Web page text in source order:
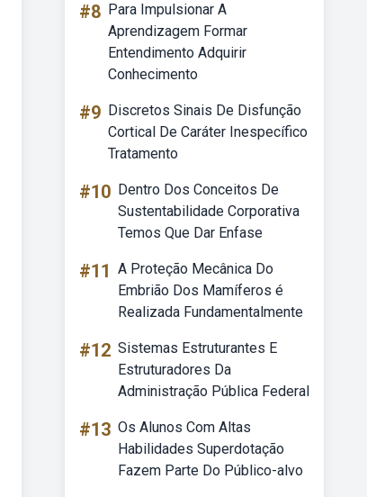
#8 Para Impulsionar A
Aprendizagem Formar
Entendimento Adquirir
Conhecimento
#9 Discretos Sinais De Disfunção
Cortical De Caráter Inespecífico
Tratamento
#10 Dentro Dos Conceitos De
Sustentabilidade Corporativa
Temos Que Dar Enfase
#11 A Proteção Mecânica Do
Embrião Dos Mamíferos é
Realizada Fundamentalmente
#12 Sistemas Estruturantes E
Estruturadores Da
Administração Pública Federal
#13 Os Alunos Com Altas
Habilidades Superdotação
Fazem Parte Do Público-alvo